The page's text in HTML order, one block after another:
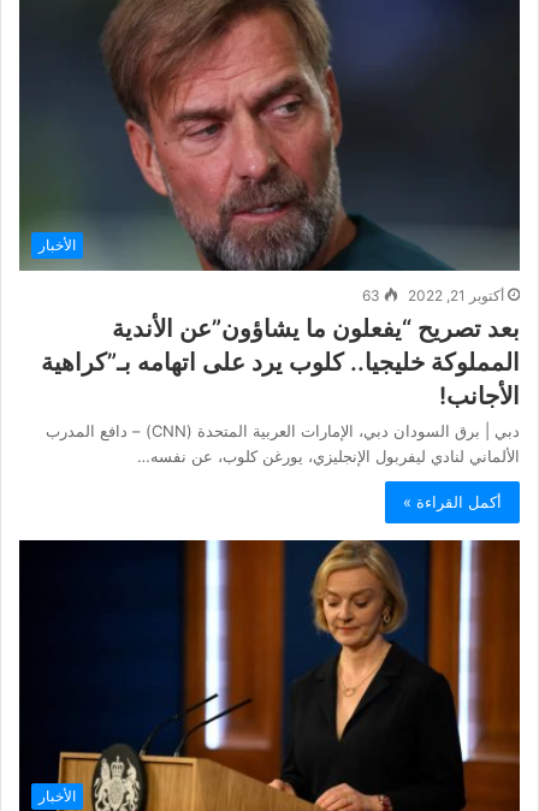
الأخبار
أكتوبر 21, 2022 63
بعد تصريح “يفعلون ما يشاؤون”عن الأندية
المملوكة خليجيا.. كلوب يرد على اتهامه بـ”كراهية
الأجانب!
دبي | برق السودان دبي، الإمارات العربية المتحدة (CNN) – دافع المدرب
الألماني لنادي ليفربول الإنجليزي، يورغن كلوب، عن نفسه…
أكمل القراءة »
الأخبار